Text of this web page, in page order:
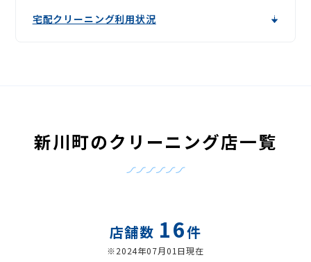
宅配クリーニング利用状況
新川町のクリーニング店一覧
店舗数 16件
※2024年07月01日現在